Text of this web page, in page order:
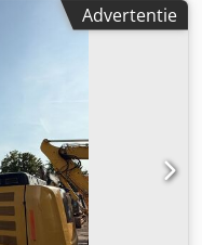
Advertentie